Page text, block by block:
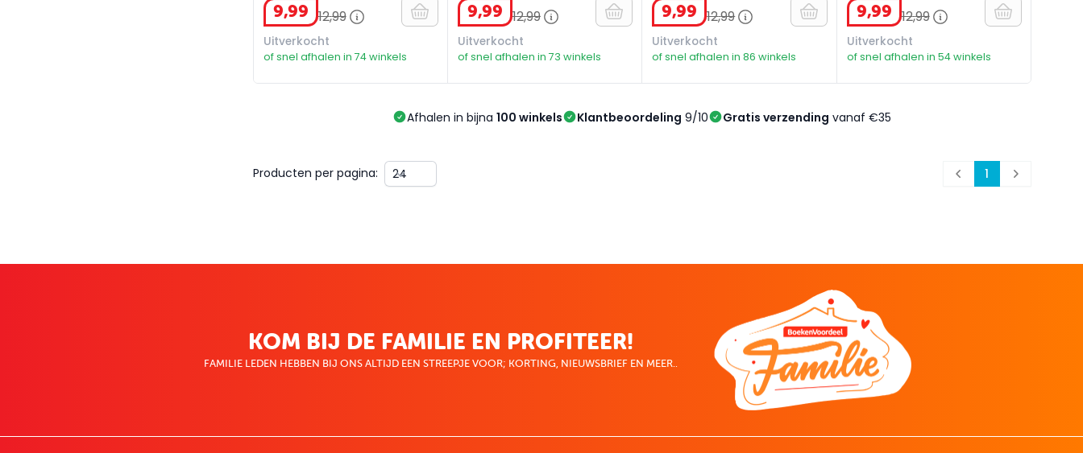
9,99 12,99
Uitverkocht
of snel afhalen in 74 winkels
9,99 12,99
Uitverkocht
of snel afhalen in 73 winkels
9,99 12,99
Uitverkocht
of snel afhalen in 86 winkels
9,99 12,99
Uitverkocht
of snel afhalen in 54 winkels
Afhalen in bijna100 winkels Klantbeoordeling 9/10 Gratis verzending vanaf €35
Producten per pagina: Prev 1 Next
KOM BIJ DE FAMILIE EN PROFITEER!
FAMILIE LEDEN HEBBEN BIJ ONS ALTIJD EEN STREEPJE VOOR; KORTING, NIEUWSBRIEF EN MEER..